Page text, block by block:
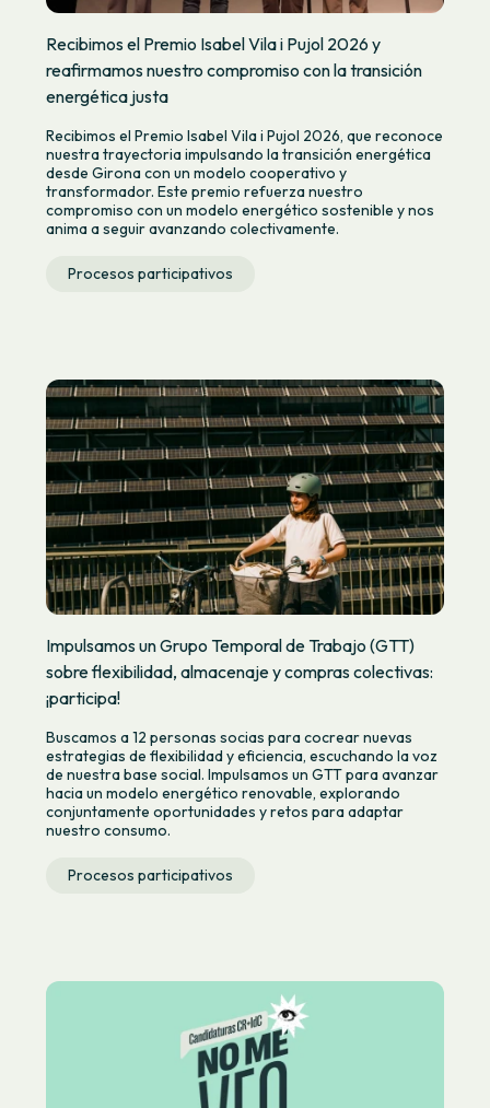
Recibimos el Premio Isabel Vila i Pujol 2026 y
reafirmamos nuestro compromiso con la transición
energética justa
Recibimos el Premio Isabel Vila i Pujol 2026, que reconoce
nuestra trayectoria impulsando la transición energética
desde Girona con un modelo cooperativo y
transformador. Este premio refuerza nuestro
compromiso con un modelo energético sostenible y nos
anima a seguir avanzando colectivamente.
Procesos participativos
Impulsamos un Grupo Temporal de Trabajo (GTT)
sobre flexibilidad, almacenaje y compras colectivas:
¡participa!
Buscamos a 12 personas socias para cocrear nuevas
estrategias de flexibilidad y eficiencia, escuchando la voz
de nuestra base social. Impulsamos un GTT para avanzar
hacia un modelo energético renovable, explorando
conjuntamente oportunidades y retos para adaptar
nuestro consumo.
Procesos participativos